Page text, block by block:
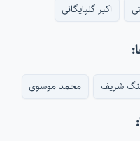
اکبر گلپایگانی
شریف محمد موسوی